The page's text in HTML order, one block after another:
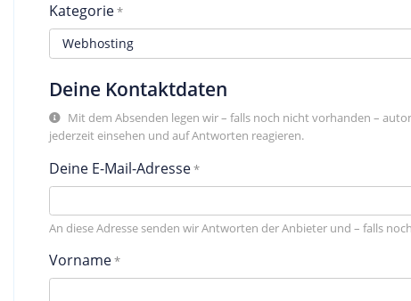
Kategorie
Deine Kontaktdaten
Mit dem Absenden legen wir – falls noch nicht vorhanden –
jederzeit einsehen und auf Antworten reagieren.
Deine E-Mail-Adresse
An diese Adresse senden wir Antworten der Anbieter und – falls
Vorname